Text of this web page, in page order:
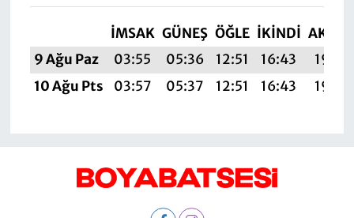
İMSAK GÜNEŞ ÖĞLE İKINDI
9 Ağu Paz
03:55 05:36 12:51 16:43
19:56
10 Ağu Pts
03:57 05:37 12:51 16:43 19:55